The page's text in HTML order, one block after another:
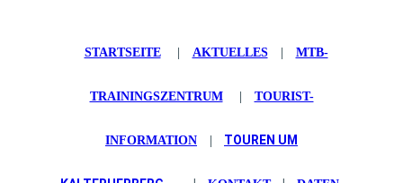
STARTSEITE AKTUELLES MTB-
TRAININGSZENTRUM TOURIST-
INFORMATION TOUREN UM